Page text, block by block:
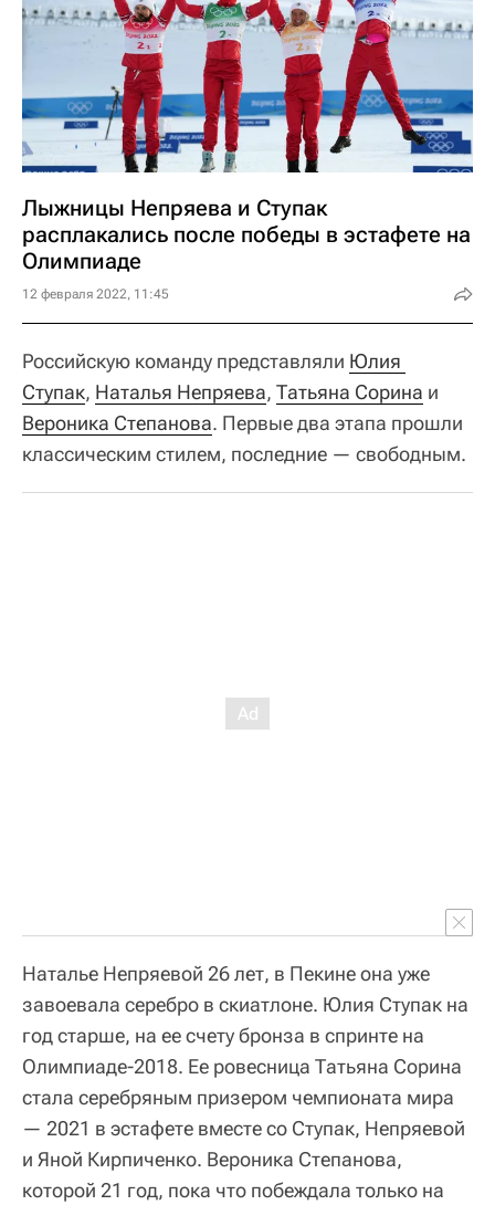
Лыжницы Непряева и Ступак
расплакались после победы в эстафете на
Олимпиаде
12 февраля 2022, 11:45
Российскую команду представляли Юлия
Ступак, Наталья Непряева, Татьяна Сорина и
Вероника Степанова. Первые два этапа прошли
классическим стилем, последние — свободным.
Наталье Непряевой 26 лет, в Пекине она уже
завоевала серебро в скиатлоне. Юлия Ступак на
год старше, на ее счету бронза в спринте на
Олимпиаде-2018. Ее ровесница Татьяна Сорина
стала серебряным призером чемпионата мира
— 2021 в эстафете вместе со Ступак, Непряевой
и Яной Кирпиченко. Вероника Степанова,
которой 21 год, пока что побеждала только на